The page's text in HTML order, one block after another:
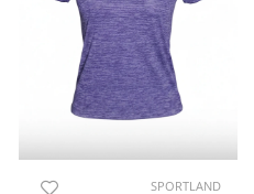
SPORTLAND